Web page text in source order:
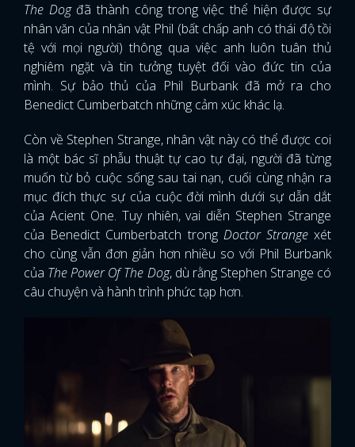
The Dogđã thành công trong việc thể hiện được sự
nhân văn của nhân vật Phil (bất chấp anh có thái độ tồi
tệ với mọi người) thông qua việc anh luôn tuân thủ
nghiêm ngặt và tin tưởng tuyệt đối vào đức tin của
mình. Sự bảo thủ của Phil Burbank đã mở ra cho
Benedict Cumberbatch những cảm xúc khác lạ.
Còn về Stephen Strange, nhân vật này có thể được coi
là một bác sĩ phẫu thuật tự cao tự đại, người đã từng
muốn từ bỏ cuộc sống sau tai nạn, cuối cùng nhận ra
mục đích thực sự của cuộc đời mình dưới sự dẫn dắt
của Acient One. Tuy nhiên, vai diễn Stephen Strange
của Benedict Cumberbatch trong Doctor Strangexét
cho cùng vẫn đơn giản hơn nhiều so với Phil Burbank
của The Power Of The Dog, dù rằng Stephen Strange có
câu chuyện và hành trình phức tạp hơn.